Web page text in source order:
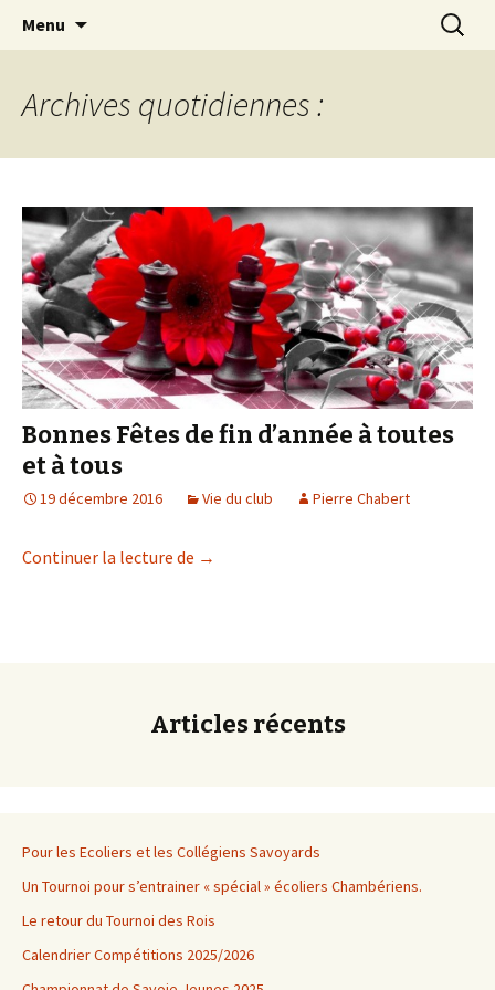
Club d échecs de l
agglomération
chambérienne
Les échecs pour tous
Menu
Archives quotidiennes :
Bonnes Fêtes de fin d’année à toutes
et à tous
19 décembre 2016 Vie du club Pierre Chabert
Continuer la lecture de Bonnes Fêtes de fin d’année à toutes
→
Articles récents
Pour les Ecoliers et les Collégiens Savoyards
Un Tournoi pour s’entrainer « spécial » écoliers Chambériens.
Le retour du Tournoi des Rois
Calendrier Compétitions 2025/2026